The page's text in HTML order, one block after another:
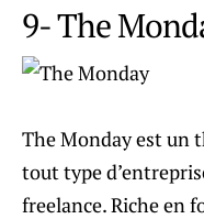
9- The
The Monday est un
tout type
freelance. Riche en